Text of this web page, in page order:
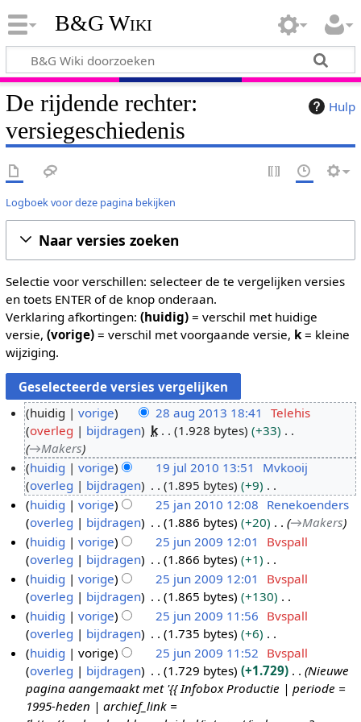
B&G Wiki
Hulp
De rijdende rechter:
versiegeschiedenis
Logboek voor deze pagina bekijken
Naar versies zoeken
Selectie voor verschillen: selecteer de te vergelijken versies
en toets ENTER of de knop onderaan.
Verklaring afkortingen: (huidig)= verschil met huidige
versie, (vorige)= verschil met voorgaande versie, k= kleine
wijziging.
a
g
0
3
huidig vorige 28 aug 2013 18:41
Telehis
overleg
bijdragen k 1.928 bytes
+33
→Makers
9
u
2
1
huidig vorige 19 jul 2010 13:51
Mvkooij
overleg
bijdragen 1.895 bytes
+9
G
e
e
n
b
e
w
e
r
k
i
n
g
5
a
2
1
huidig vorige 25 jan 2010 12:08 Renekoenders
overleg
bijdragen 1.886 bytes +20 →Makers
5
u
2
huidig vorige 25 jun 2009 12:01
Bvspall
overleg
bijdragen 1.866 bytes
+1
G
e
e
n
b
e
w
e
r
huidig vorige 25 jun 2009 12:01
Bvspall
overleg
bijdragen 1.865 bytes
+130
G
e
e
n
b
e
huidig vorige 25 jun 2009 11:56 Bvspall
overleg
bijdragen 1.735 bytes
+6
G
e
e
n
huidig vorige 25 jun 2009 11:52 Bvspall
overleg
bijdragen 1.729 bytes +1.729
Nieuwe
pagina aangemaakt met '{{ Infobox Productie | periode =
1995-heden | archief_link =